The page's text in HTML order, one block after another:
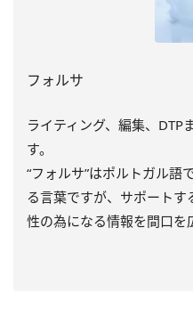
フォルサ
ライティング、編集、DTP
す。
“フォルサ”はポルトガル語
る言葉ですが、サポート
性の為になる情報を間口を